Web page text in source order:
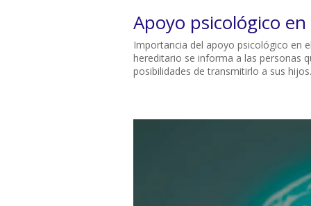
Apoyo psicológico
Importancia del apoyo psicológico en
hereditario se informa a las personas
posibilidades de transmitirlo a sus